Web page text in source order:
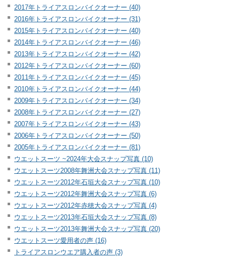
2017年トライアスロンバイクオーナー (40)
2016年トライアスロンバイクオーナー (31)
2015年トライアスロンバイクオーナー (40)
2014年トライアスロンバイクオーナー (46)
2013年トライアスロンバイクオーナー (42)
2012年トライアスロンバイクオーナー (60)
2011年トライアスロンバイクオーナー (45)
2010年トライアスロンバイクオーナー (44)
2009年トライアスロンバイクオーナー (34)
2008年トライアスロンバイクオーナー (27)
2007年トライアスロンバイクオーナー (43)
2006年トライアスロンバイクオーナー (50)
2005年トライアスロンバイクオーナー (81)
ウエットスーツ ~2024年大会スナップ写真 (10)
ウエットスーツ2008年舞洲大会スナップ写真 (11)
ウエットスーツ2012年石垣大会スナップ写真 (10)
ウエットスーツ2012年舞洲大会スナップ写真 (6)
ウエットスーツ2012年赤穂大会スナップ写真 (4)
ウエットスーツ2013年石垣大会スナップ写真 (8)
ウエットスーツ2013年舞洲大会スナップ写真 (20)
ウエットスーツ愛用者の声 (16)
トライアスロンウエア購入者の声 (3)